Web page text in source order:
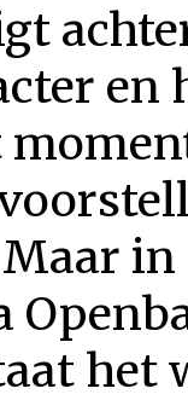
in
het